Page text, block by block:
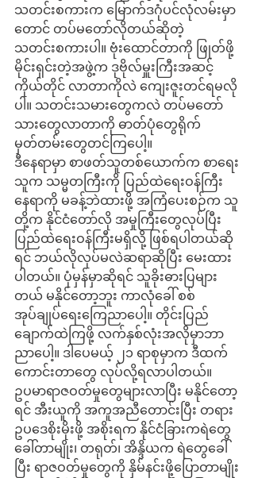
သတင်းစကားက မြောက်ဒဂုံပင်လုံလမ်းမှာ
တောင် တပ်မတော်လိုတယ်ဆိုတဲ့
သတင်းစကားပါ။ ဗုံးထောင်တာကို ဖြုတ်ဖို့
မိုင်းရှင်းတဲ့အဖွဲ့က ဒုဗိုလ်မှူးကြီးအဆင့်
ကိုယ်တိုင် လာတာကိုလဲ ကျေးဇူးတင်ရမလို
ပါ။ သတင်းသမားတွေကလဲ တပ်မတော်
သားတွေလာတာကို ဓာတ်ပုံတွေရိုက်
မှတ်တမ်းတွေတင်ကြပေါ့။
ဒီနေရာမှာ စာဖတ်သူတစ်ယောက်က စာရေး
သူက သမ္မတကြီးကို ပြည်ထဲရေးဝန်ကြီး
နေရာကို မခန့်ဘဲထားဖို့ အကြံပေးစဉ်က သူ
တို့က နိုင်ငံတော်လို အမှုကြီးတွေလုပ်ပြီး
ပြည်ထဲရေးဝန်ကြီးမရှိလို့ ဖြစ်ရပါတယ်ဆို
ရင် ဘယ်လိုလုပ်မလဲဆရာဆိုပြီး မေးထား
ပါတယ်။ ပုံမှန်မှာဆိုရင် သူခိုးဓားပြများ
တယ် မနိုင်တော့ဘူး ကာလုံခေါ် စစ်
အုပ်ချုပ်ရေးကြေညာပေါ့။ တိုင်းပြည်
ချောက်ထဲကြဖို့ လက်နှစ်လုံးအလိုမှာဘာ
ညာပေါ့။ ဒါပေမယ့် ၂၁ ရာစုမှာက ဒီထက်
ကောင်းတာတွေ လုပ်လို့ရလာပါတယ်။
ဥပမာရာဇဝတ်မှုတွေများလာပြီး မနိုင်တော့
ရင် အီးယူကို အကူအညီတောင်းပြီး တရား
ဥပဒေစိုးမိုးဖို့ အစိုးရက နိုင်ငံခြားကရဲတွေ
ခေါ်တာမျိုး၊ တရုတ်၊ အိန္ဒိယက ရဲတွေခေါ်
ပြီး ရာဇဝတ်မှုတွေကို နှိမ်နင်းဖို့ပြောတာမျိုး